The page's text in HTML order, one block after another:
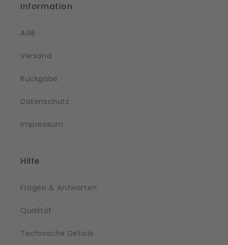
Information
AGB
Versand
Rückgabe
Datenschutz
Impressum
Hilfe
Fragen & Antworten
Qualität
Technische Details